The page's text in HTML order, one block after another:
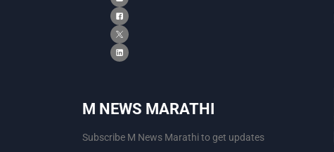
M NEWS MARATHI
Subscribe M News Marathi to get updates